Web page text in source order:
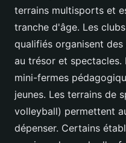
terrains multisports et
tranche d'âge. Les
qualifiés organisent
au trésor et spectacles.
mini-fermes
jeunes. Les terrains de
volleyball) permettent
dépenser. Certains